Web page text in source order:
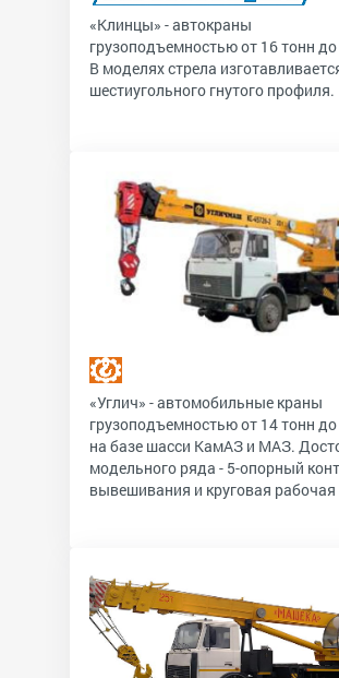
«Клинцы» - автокраны
грузоподъемностью от 16 тонн
В моделях стрела
шестиугольного гнутого профиля.
«Углич» - автомобильные краны
грузоподъемностью от 14 тонн
на базе шасси КамАЗ и МАЗ.
модельного ряда - 5-опорный
вывешивания и круговая рабочая